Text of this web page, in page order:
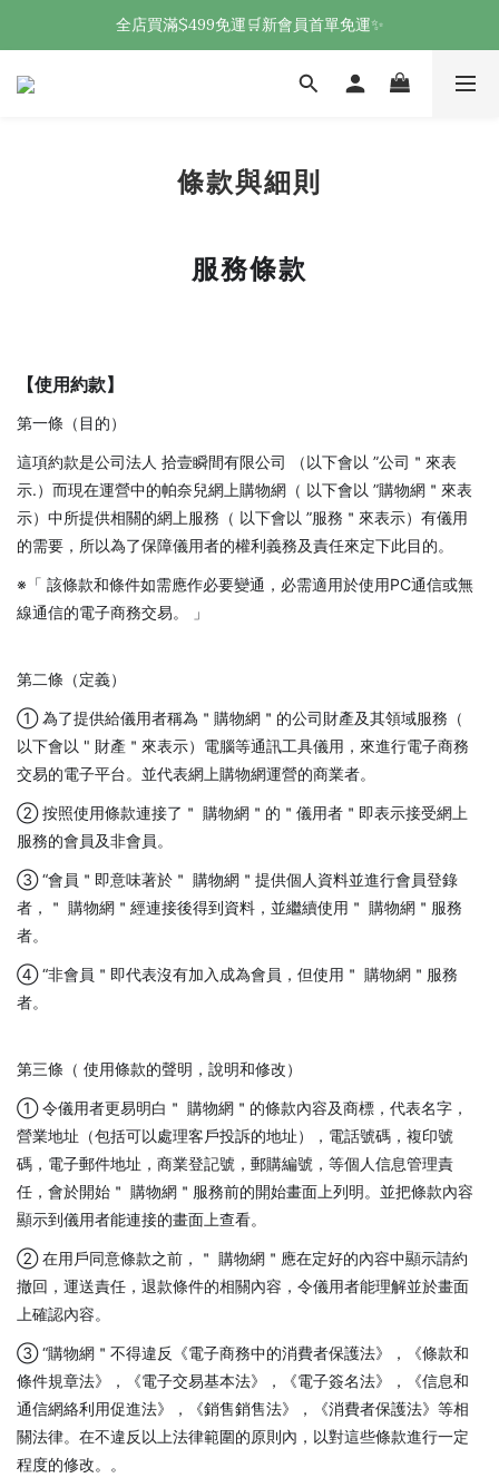
全店買滿$499免運🛒新會員首單免運✨
條款與細則
服務條款
【使用約款】
第一條（目的）
這項約款是公司法人 拾壹瞬間有限公司 （以下會以 ”公司＂來表
示.）而現在運營中的帕奈兒網上購物網（ 以下會以 ”購物網＂來表
示）中所提供相關的網上服務（ 以下會以 ”服務＂來表示）有儀用
的需要，所以為了保障儀用者的權利義務及責任來定下此目的。
※「 該條款和條件如需應作必要變通，必需適用於使用PC通信或無
線通信的電子商務交易。 」
第二條（定義）
① 為了提供給儀用者稱為＂購物網＂的公司財產及其領域服務（
以下會以 " 財產＂來表示）電腦等通訊工具儀用，來進行電子商務
交易的電子平台。並代表網上購物網運營的商業者。
② 按照使用條款連接了＂ 購物網＂的＂儀用者＂即表示接受網上
服務的會員及非會員。
③ “會員＂即意味著於＂ 購物網＂提供個人資料並進行會員登錄
者，＂ 購物網＂經連接後得到資料，並繼續使用＂ 購物網＂服務
者。
④ “非會員＂即代表沒有加入成為會員，但使用＂ 購物網＂服務
者。
第三條（ 使用條款的聲明，說明和修改）
① 令儀用者更易明白＂ 購物網＂的條款內容及商標，代表名字，
營業地址（包括可以處理客戶投訴的地址），電話號碼，複印號
碼，電子郵件地址，商業登記號，郵購編號，等個人信息管理責
任，會於開始＂ 購物網＂服務前的開始畫面上列明。並把條款內容
顯示到儀用者能連接的畫面上查看。
② 在用戶同意條款之前，＂ 購物網＂應在定好的內容中顯示請約
撤回，運送責任，退款條件的相關內容，令儀用者能理解並於畫面
上確認內容。
③ “購物網＂不得違反《電子商務中的消費者保護法》，《條款和
條件規章法》，《電子交易基本法》，《電子簽名法》，《信息和
通信網絡利用促進法》，《銷售銷售法》，《消費者保護法》等相
關法律。在不違反以上法律範圍的原則內，以對這些條款進行一定
程度的修改。。